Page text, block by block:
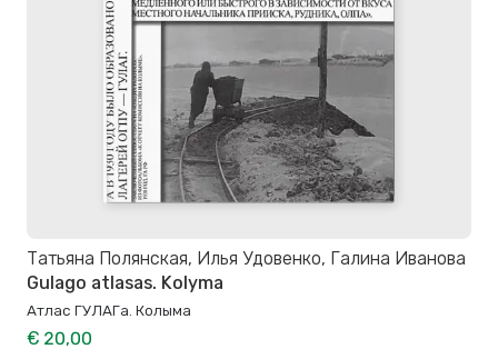
Татьяна Полянская, Илья Удовенко, Галина Иванова
Gulago atlasas. Kolyma
Атлас ГУЛАГа. Колыма
€ 20,00